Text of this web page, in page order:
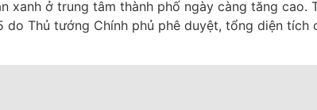
xanh ở trung tâm thành phố ngày càng tăng cao.
Thủ tướng Chính phủ phê duyệt, tổng diện tích